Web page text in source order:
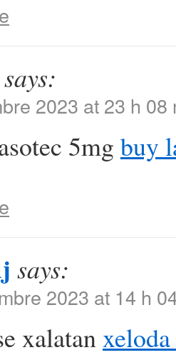
says:
2023 at 23 h 08
5mg buy
says:
2023 at 14 h
xalatan